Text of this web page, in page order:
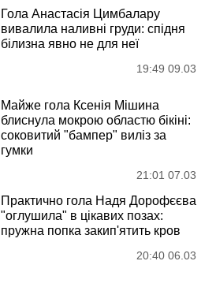
Гола Анастасія Цимбалару
вивалила наливні груди: спідня
білизна явно не для неї
19:49 09.03
Майже гола Ксенія Мішина
блиснула мокрою областю бікіні:
соковитий "бампер" виліз за
гумки
21:01 07.03
Практично гола Надя Дорофєєва
"оглушила" в цікавих позах:
пружна попка закип'ятить кров
20:40 06.03